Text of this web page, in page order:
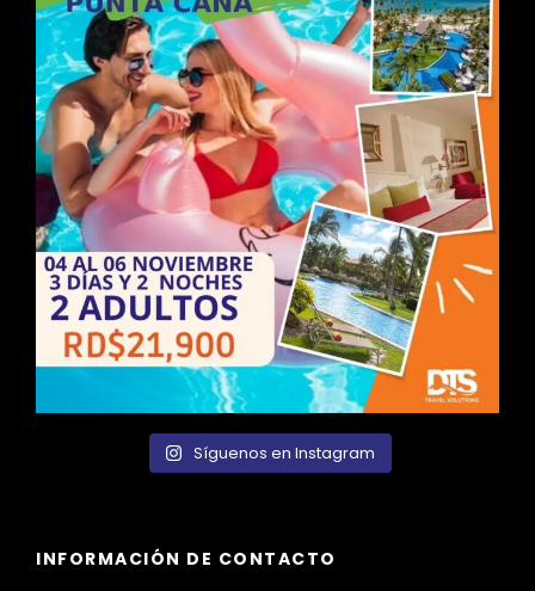
Síguenos en Instagram
INFORMACIÓN DE CONTACTO